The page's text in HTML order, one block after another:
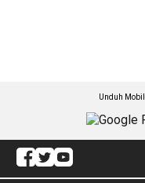
Unduh